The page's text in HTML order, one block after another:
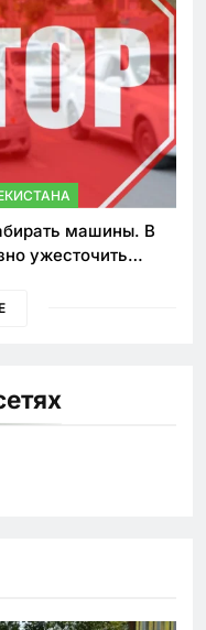
машины. В
ужесточить